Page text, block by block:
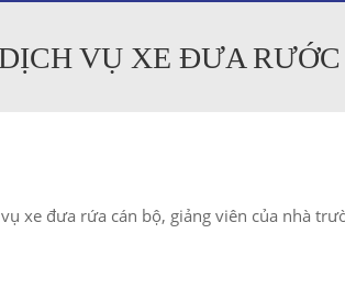
VỤ XE ĐƯA
xe đưa rứa cán bộ, giảng viên của nhà